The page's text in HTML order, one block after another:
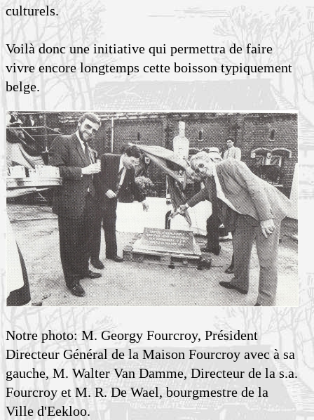
culturels.
Voilà donc une initiative qui permettra de faire
vivre encore longtemps cette boisson typiquement
belge.
Notre photo: M. Georgy Fourcroy, Président
Directeur Général de la Maison Fourcroy avec à sa
gauche, M. Walter Van Damme, Directeur de la s.a.
Fourcroy et M. R. De Wael, bourgmestre de la
Ville d'Eekloo.